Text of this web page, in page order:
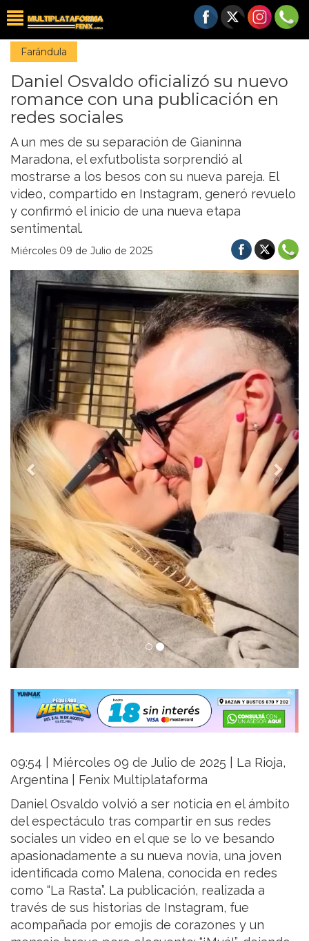
Farándula
Daniel Osvaldo oficializó su nuevo
romance con una publicación en
redes sociales
A un mes de su separación de Gianinna
Maradona, el exfutbolista sorprendió al
mostrarse a los besos con su nueva pareja. El
video, compartido en Instagram, generó revuelo
y confirmó el inicio de una nueva etapa
sentimental.
Miércoles 09 de Julio de 2025
Previous Next
09:54 | Miércoles 09 de Julio de 2025 | La Rioja,
Argentina | Fenix Multiplataforma
Daniel Osvaldo volvió a ser noticia en el ámbito
del espectáculo tras compartir en sus redes
sociales un video en el que se lo ve besando
apasionadamente a su nueva novia, una joven
identificada como Malena, conocida en redes
como “La Rasta”. La publicación, realizada a
través de sus historias de Instagram, fue
acompañada por emojis de corazones y un